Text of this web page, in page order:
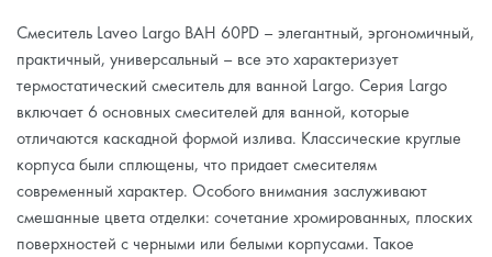
Смеситель Laveo Largo BAH 60PD – элегантный, эргономичный,
практичный, универсальный – все это характеризует
термостатический смеситель для ванной Largo. Серия Largo
включает 6 основных смесителей для ванной, которые
отличаются каскадной формой излива. Классические круглые
корпуса были сплющены, что придает смесителям
современный характер. Особого внимания заслуживают
смешанные цвета отделки: сочетание хромированных, плоских
поверхностей с черными или белыми корпусами. Такое